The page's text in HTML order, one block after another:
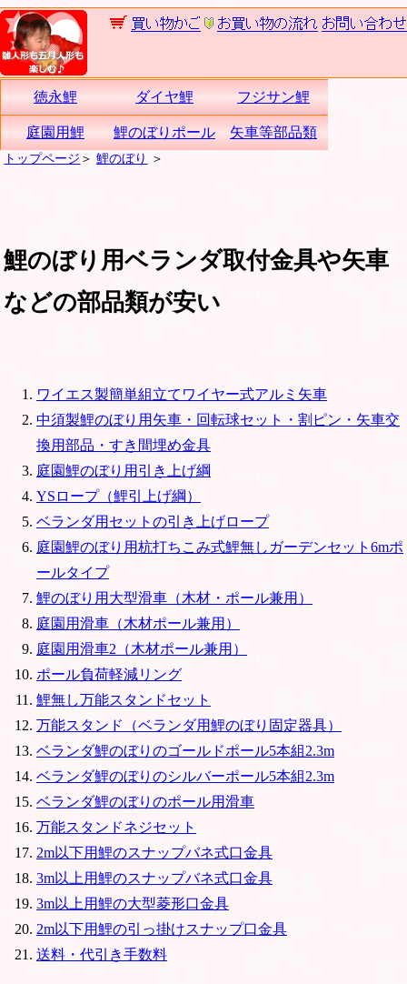
徳永鯉 ダイヤ鯉 フジサン鯉
庭園用鯉 鯉のぼりポール 矢車等部品類
トップページ ＞鯉のぼり ＞
鯉のぼり用ベランダ取付金具や矢車
などの部品類が安い
ワイエス製簡単組立てワイヤー式アルミ矢車
中須製鯉のぼり用矢車・回転球セット・割ピン・矢車交
換用部品・すき間埋め金具
庭園鯉のぼり用引き上げ綱
YSロープ（鯉引上げ綱）
ベランダ用セットの引き上げロープ
庭園鯉のぼり用杭打ちこみ式鯉無しガーデンセット6mポ
ールタイプ
鯉のぼり用大型滑車（木材・ポール兼用）
庭園用滑車（木材ポール兼用）
庭園用滑車2（木材ポール兼用）
ポール負荷軽減リング
鯉無し万能スタンドセット
万能スタンド（ベランダ用鯉のぼり固定器具）
ベランダ鯉のぼりのゴールドポール5本組2.3m
ベランダ鯉のぼりのシルバーポール5本組2.3m
ベランダ鯉のぼりのポール用滑車
万能スタンドネジセット
2m以下用鯉のスナップバネ式口金具
3m以上用鯉のスナップバネ式口金具
3m以上用鯉の大型菱形口金具
2m以下用鯉の引っ掛けスナップ口金具
送料・代引き手数料